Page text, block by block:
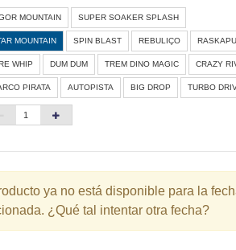
Agosto 2026 »
S Q Q S S
1
24 27 28 29
31
MOUNTAIN SUPER SOAKER SPLASH
MOUNTAIN SPIN BLAST REBULIÇO
WHIP DUM DUM TREM DINO MAGIC CRAZY
PIRATA AUTOPISTA BIG DROP TURBO
ya no está disponible para la
¿Qué tal intentar otra fecha?